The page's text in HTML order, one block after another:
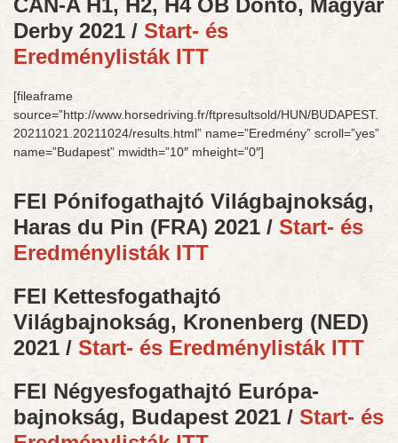
CAN-A H1, H2, H4 OB Döntő, Magyar
Derby 2021 / Start- és
Eredménylisták ITT
[fileaframe
source=”http://www.horsedriving.fr/ftpresultsold/HUN/BUDAPEST.
20211021.20211024/results.html” name=”Eredmény” scroll=”yes”
name=”Budapest” mwidth=”10″ mheight=”0″]
FEI Pónifogathajtó Világbajnokság,
Haras du Pin (FRA) 2021 / Start- és
Eredménylisták ITT
FEI Kettesfogathajtó
Világbajnokság, Kronenberg (NED)
2021 / Start- és Eredménylisták ITT
FEI Négyesfogathajtó Európa-
bajnokság, Budapest 2021 / Start- és